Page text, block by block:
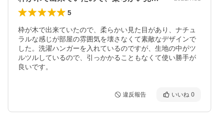
5
枠が木で出来ていたので、柔らかい見た目があり、ナチュ
ラルな感じが部屋の雰囲気を壊さなくて素敵なデザインで
した。洗濯ハンガーを入れているのですが、生地の中がツ
ルツルしているので、引っかかることもなくて使い勝手が
良いです。
違反報告 いいね 0